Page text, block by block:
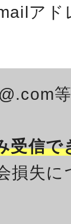
ア
受信で
損失